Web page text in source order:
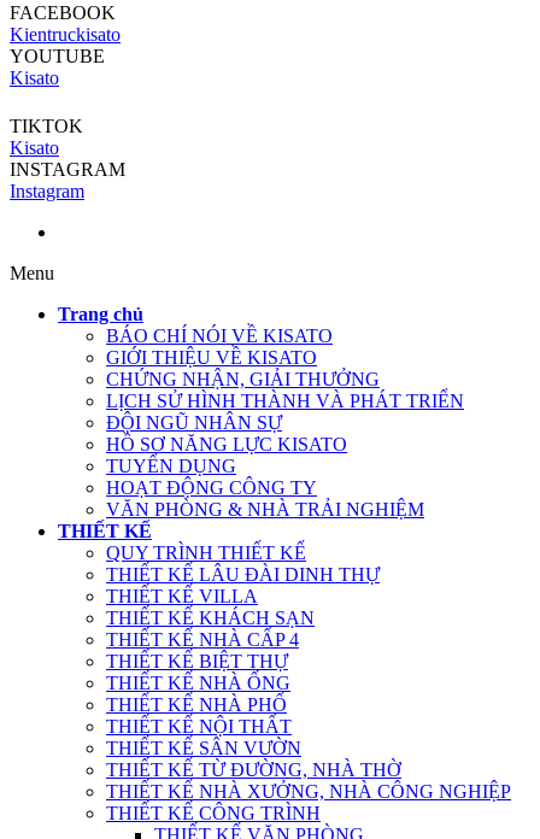
FACEBOOK
Kientruckisato
YOUTUBE
Kisato
TIKTOK
Kisato
INSTAGRAM
Instagram
Menu
Trang chủ
BÁO CHÍ NÓI VỀ KISATO
GIỚI THIỆU VỀ KISATO
CHỨNG NHẬN, GIẢI THƯỞNG
LỊCH SỬ HÌNH THÀNH VÀ PHÁT TRIỂN
ĐỘI NGŨ NHÂN SỰ
HỒ SƠ NĂNG LỰC KISATO
TUYỂN DỤNG
HOẠT ĐỘNG CÔNG TY
VĂN PHÒNG & NHÀ TRẢI NGHIỆM
THIẾT KẾ
QUY TRÌNH THIẾT KẾ
THIẾT KẾ LÂU ĐÀI DINH THỰ
THIẾT KẾ VILLA
THIẾT KẾ KHÁCH SẠN
THIẾT KẾ NHÀ CẤP 4
THIẾT KẾ BIỆT THỰ
THIẾT KẾ NHÀ ỐNG
THIẾT KẾ NHÀ PHỐ
THIẾT KẾ NỘI THẤT
THIẾT KẾ SÂN VƯỜN
THIẾT KẾ TỪ ĐƯỜNG, NHÀ THỜ
THIẾT KẾ NHÀ XƯỞNG, NHÀ CÔNG NGHIỆP
THIẾT KẾ CÔNG TRÌNH
THIẾT KẾ VĂN PHÒNG